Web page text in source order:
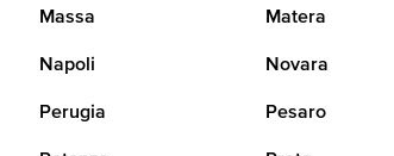
Massa Matera
Napoli Novara
Perugia Pesaro